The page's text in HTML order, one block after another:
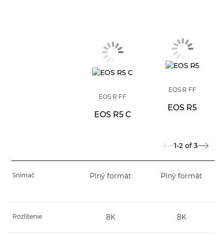
EOS R FF
EOS R5 C
EOS R FF
EOS R5
1-2 of 3
Snímač Plný formát Plný formát
Rozlíšenie 8K 8K